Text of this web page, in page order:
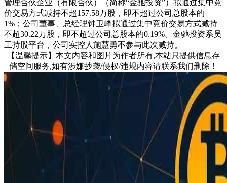
管理合伙企业（有限合伙）（简称“金驰投资”）拟通过集中竞
价交易方式减持不超157.58万股，即不超过公司总股本的
1%；公司董事、总经理钟卫峰拟通过集中竞价交易方式减持
不超30.22万股，即不超过公司总股本的0.19%。金驰投资系员
工持股平台，公司实控人施慧勇不参与此次减持。
【温馨提示】本文内容和图片为作者所有,本站只提供信息存
储空间服务,如有涉嫌抄袭/侵权/违规内容请联系我们删除！